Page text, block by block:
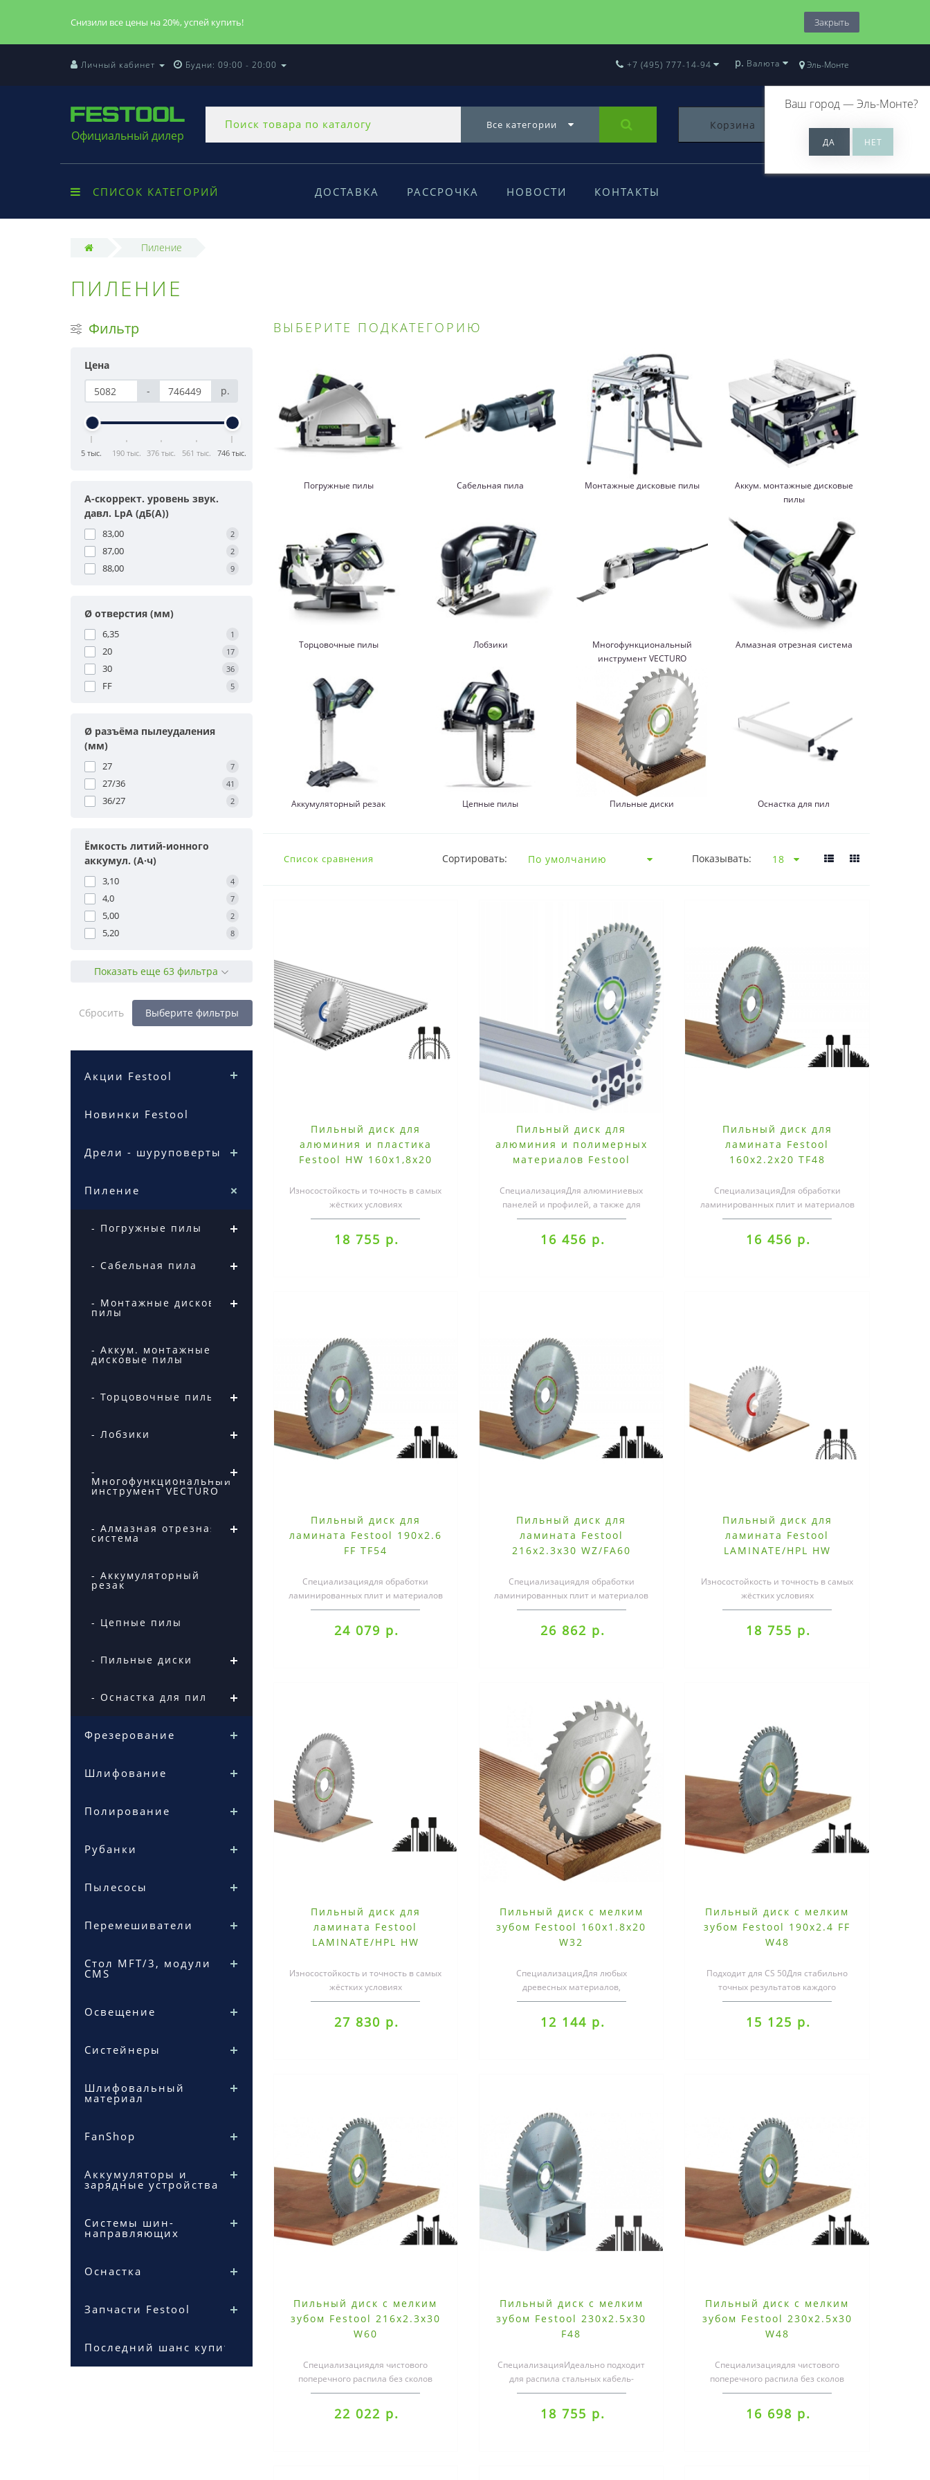
Снизили все цены на 20%, успей купить! Закрыть
Личный кабинет Будни: 09:00 - 20:00 Эль-Монте
Ваш город —Эль-Монте?
+7 (495) 777-14-94 р. Валюта
Официальный дилер
Все категории Корзина 0
СПИСОК КАТЕГОРИЙ ДОСТАВКА РАССРОЧКА НОВОСТИ КОНТАКТЫ
Пиление
ПИЛЕНИЕ
Фильтр
Цена
-
р.
5 тыс. 190 тыс. 376 тыс. 561 тыс. 746 тыс.
A-скоррект. уровень звук.
давл. LpA (дБ(A))
83,00 2
87,00 2
88,00 9
Ø отверстия (мм)
6,35 1
20 17
30 36
FF 5
Ø разъёма пылеудаления
(мм)
27 7
27/36 41
36/27 2
Ёмкость литий-ионного
аккумул. (А·ч)
3,10 4
4,0 7
5,00 2
5,20 8
Показать еще 63 фильтра
Сбросить Выберите фильтры
Акции Festool
Новинки Festool
Дрели - шуруповерты
Пиление
- Погружные пилы
- Сабельная пила
- Монтажные дисковые
пилы
- Аккум. монтажные
дисковые пилы
- Торцовочные пилы
- Лобзики
-
Многофункциональный
инструмент VECTURO
- Алмазная отрезная
система
- Аккумуляторный
резак
- Цепные пилы
- Пильные диски
- Оснастка для пил
Фрезерование
Шлифование
Полирование
Рубанки
Пылесосы
Перемешиватели
Стол MFT/3, модули
CMS
Освещение
Систейнеры
Шлифовальный
материал
FanShop
Аккумуляторы и
зарядные устройства
Системы шин-
направляющих
Оснастка
Запчасти Festool
Последний шанс купить
ВЫБЕРИТЕ ПОДКАТЕГОРИЮ
Погружные пилы Сабельная пила Монтажные дисковые пилы
Аккум. монтажные дисковые
пилы
Торцовочные пилы Лобзики
Многофункциональный
инструмент VECTURO
Алмазная отрезная система
Аккумуляторный резак Цепные пилы Пильные диски Оснастка для пил
Список сравнения Сортировать: Показывать:
Пильный диск для
алюминия и пластика
Festool HW 160x1,8x20
Износостойкость и точность в самых
жёстких условиях
эксплуатации.Износостойкость и
точность в самых ..
18 755 р.
Пильный диск для
алюминия и полимерных
материалов Festool
СпециализацияДля алюминиевых
панелей и профилей, а также для
твёрдых и армированных пластмасс..
16 456 р.
Пильный диск для
ламината Festool
160x2.2x20 TF48
СпециализацияДля обработки
ламинированных плит и материалов
на минеральной основе..
16 456 р.
Пильный диск для
ламината Festool 190x2.6
FF TF54
Специализациядля обработки
ламинированных плит и материалов
на минеральной основе..
24 079 р.
Пильный диск для
ламината Festool
216x2.3x30 WZ/FA60
Специализациядля обработки
ламинированных плит и материалов
на минеральной основе..
26 862 р.
Пильный диск для
ламината Festool
LAMINATE/HPL HW
Износостойкость и точность в самых
жёстких условиях
эксплуатации.Износостойкость и
точность в самых ..
18 755 р.
Пильный диск для
ламината Festool
LAMINATE/HPL HW
Износостойкость и точность в самых
жёстких условиях
эксплуатации.Пильный диск
монтажной пилы для обр..
27 830 р.
Пильный диск с мелким
зубом Festool 160x1.8x20
W32
СпециализацияДля любых
древесных материалов,
ламинированных панелей, МДФ;
чистый пропил..
12 144 р.
Пильный диск с мелким
зубом Festool 190x2.4 FF
W48
Подходит для CS 50Для стабильно
точных результатов каждого
реза.Идеальное сочетание с
пильным диском..
15 125 р.
Пильный диск с мелким
зубом Festool 216x2.3x30
W60
Специализациядля чистового
поперечного распила без сколов
массива древесины, а также
шпонированных и..
22 022 р.
Пильный диск с мелким
зубом Festool 230x2.5x30
F48
СпециализацияИдеально подходит
для распила стальных кабель-
каналов, листов и
профилейОптимально для ..
18 755 р.
Пильный диск с мелким
зубом Festool 230x2.5x30
W48
Специализациядля чистового
поперечного распила без сколов
массива древесины, а также
шпонированных и..
16 698 р.